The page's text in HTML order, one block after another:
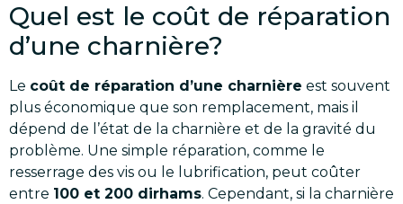
Quel est le coût de réparation
d’une charnière?
Le coût de réparation d’une charnière est souvent
plus économique que son remplacement, mais il
dépend de l’état de la charnière et de la gravité du
problème. Une simple réparation, comme le
resserrage des vis ou le lubrification, peut coûter
entre 100 et 200 dirhams. Cependant, si la charnière